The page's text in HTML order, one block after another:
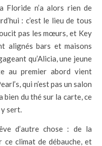
Floride n’a alors rien de
: c’est le lieu de tous
pas les mœurs, et Key
alignés bars et maisons
qu’Alicia, une jeune
au premier abord vient
qui n’est pas un salon
bien du thé sur la carte, ce
y sert.
d’autre chose : de la
ce climat de débauche, et